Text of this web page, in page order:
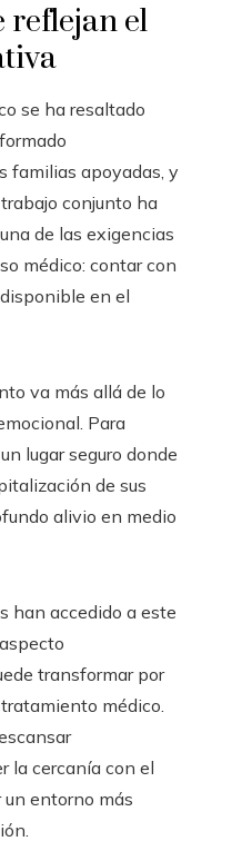
reflejan el
se ha resaltado
familias apoyadas, y
conjunto ha
de las exigencias
médico: contar con
en el
va más allá de lo
Para
lugar seguro donde
de sus
alivio en medio
han accedido a este
transformar por
médico.
la cercanía con el
entorno más